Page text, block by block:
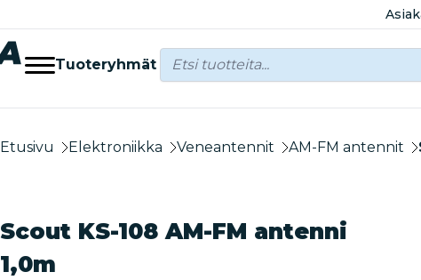
Tuoteryhmät
Etusivu Elektroniikka Veneantennit AM-FM antennit
Scout KS-108 AM-FM antenni
1,0m